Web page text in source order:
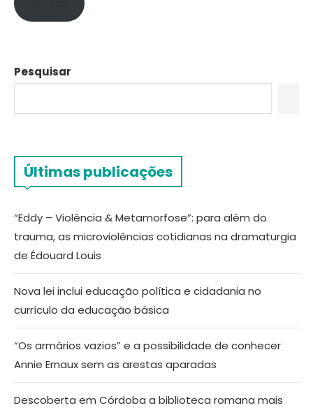
Pesquisar
Últimas publicações
“Eddy – Violência & Metamorfose”: para além do
trauma, as microviolências cotidianas na dramaturgia
de Édouard Louis
Nova lei inclui educação política e cidadania no
currículo da educação básica
“Os armários vazios” e a possibilidade de conhecer
Annie Ernaux sem as arestas aparadas
Descoberta em Córdoba a biblioteca romana mais